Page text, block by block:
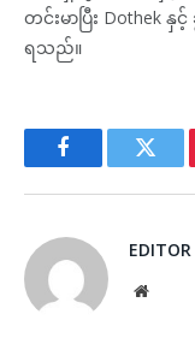
တင်းမာပြီး Dothek နှ
ရသည်။
Facebook
EDITOR
Website